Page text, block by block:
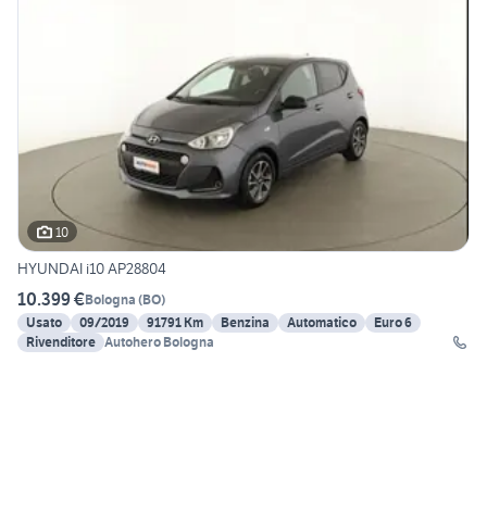
10
HYUNDAI i10 AP28804
10.399 €Bologna (BO)
Usato
09/2019 91791 Km Benzina Automatico
Euro 6
Rivenditore Autohero Bologna